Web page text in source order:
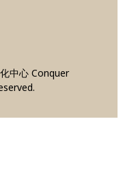
中心 Conquer